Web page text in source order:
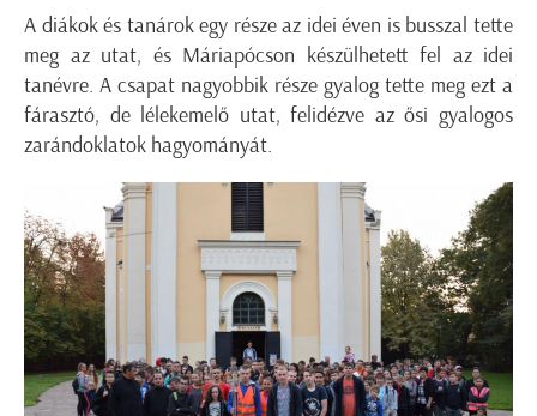
A diákok és tanárok egy része az idei éven is busszal tette
meg az utat, és Máriapócson készülhetett fel az idei
tanévre. A csapat nagyobbik része gyalog tette meg ezt a
fárasztó, de lélekemelő utat, felidézve az ősi gyalogos
zarándoklatok hagyományát.